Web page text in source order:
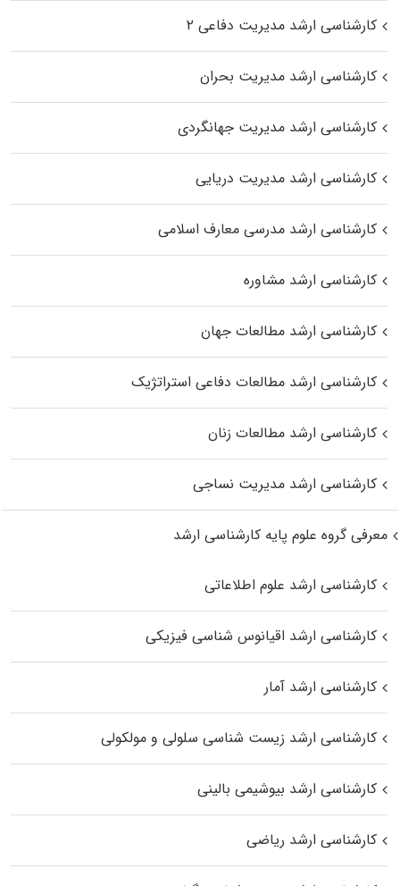
کارشناسی ارشد مدیریت دفاعی ۲
کارشناسی ارشد مدیریت بحران
کارشناسی ارشد مدیریت جهانگردی
کارشناسی ارشد مدیریت دریایی
کارشناسی ارشد مدرسی معارف اسلامی
کارشناسی ارشد مشاوره
کارشناسی ارشد مطالعات جهان
کارشناسی ارشد مطالعات دفاعی استراتژیک
کارشناسی ارشد مطالعات زنان
کارشناسی ارشد مدیریت نساجی
معرفی گروه علوم پایه کارشناسی ارشد
کارشناسی ارشد علوم اطلاعاتی
کارشناسی ارشد اقیانوس‌ شناسی فیزیکی
کارشناسی ارشد آمار
کارشناسی ارشد زیست شناسی سلولی و مولکولی
کارشناسی ارشد بیوشیمی بالینی
کارشناسی ارشد ریاضی